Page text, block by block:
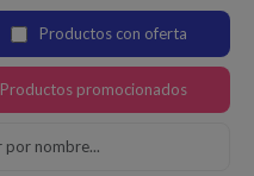
Productos con oferta
Productos promocionados